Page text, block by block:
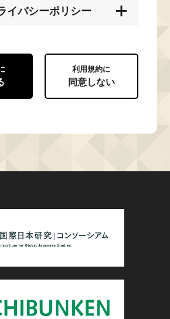
イバシーポリシー
利用規約に
同意しない